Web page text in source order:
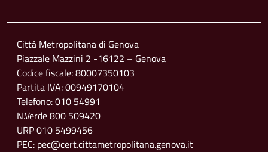
Città Metropolitana di Genova
Piazzale Mazzini 2 -16122 – Genova
Codice fiscale: 80007350103
Partita IVA: 00949170104
Telefono: 010 54991
N.Verde 800 509420
URP 010 5499456
PEC: pec@cert.cittametropolitana.genova.it